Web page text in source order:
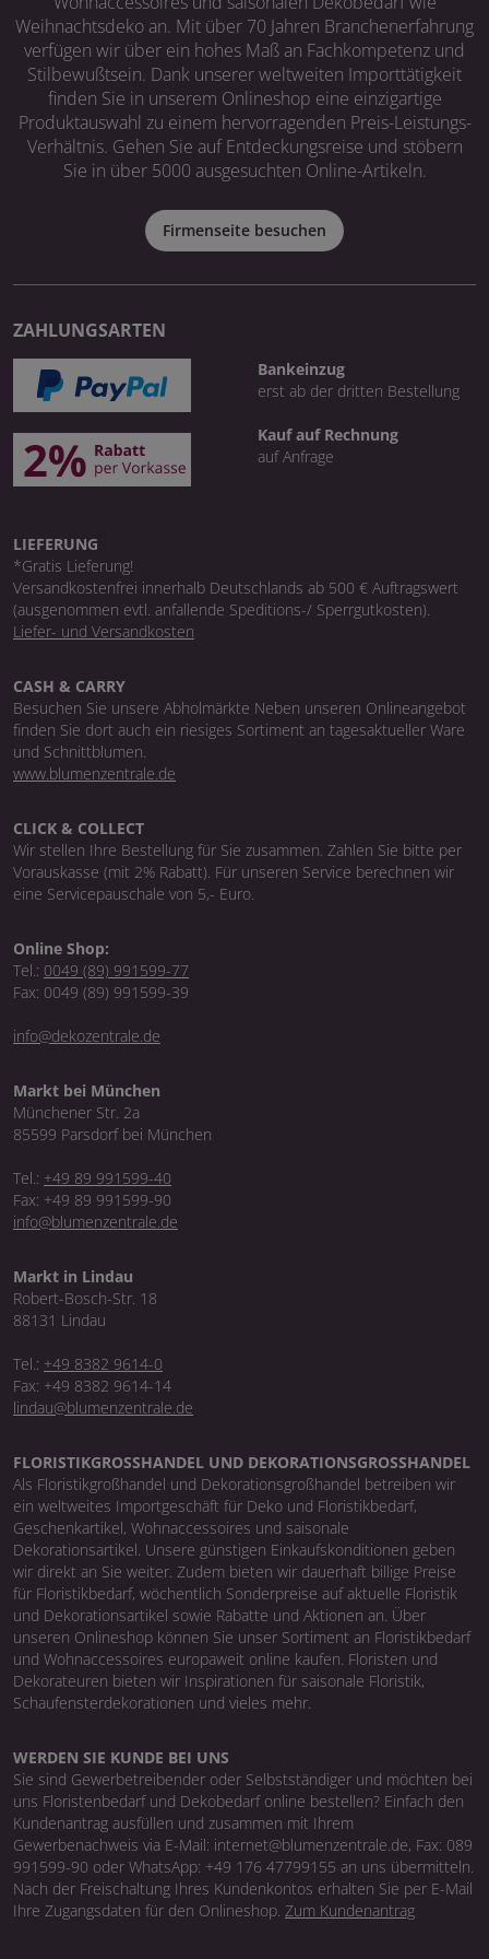
Weihnachtsdeko an. Mit über 70 Jahren Branchenerfahrung
verfügen wir über ein hohes Maß an Fachkompetenz und
Stilbewußtsein. Dank unserer weltweiten Importtätigkeit
finden Sie in unserem Onlineshop eine einzigartige
Produktauswahl zu einem hervorragenden Preis-Leistungs-
Verhältnis. Gehen Sie auf Entdeckungsreise und stöbern
Sie in über 5000 ausgesuchten Online-Artikeln.
Firmenseite besuchen
ZAHLUNGSARTEN
Bankeinzug
erst ab der dritten Bestellung
Kauf auf Rechnung
auf Anfrage
LIEFERUNG
*Gratis Lieferung!
Versandkostenfrei innerhalb Deutschlands ab 500 € Auftragswert
(ausgenommen evtl. anfallende Speditions-/ Sperrgutkosten).
Liefer- und Versandkosten
CASH & CARRY
Besuchen Sie unsere Abholmärkte Neben unseren Onlineangebot
finden Sie dort auch ein riesiges Sortiment an tagesaktueller Ware
und Schnittblumen.
www.blumenzentrale.de
CLICK & COLLECT
Wir stellen Ihre Bestellung für Sie zusammen. Zahlen Sie bitte per
Vorauskasse (mit 2% Rabatt). Für unseren Service berechnen wir
eine Servicepauschale von 5,- Euro.
Online Shop:
Tel.: 0049 (89) 991599-77
Fax: 0049 (89) 991599-39
info@dekozentrale.de
Markt bei München
Münchener Str. 2a
85599 Parsdorf bei München
Tel.: +49 89 991599-40
Fax: +49 89 991599-90
info@blumenzentrale.de
Markt in Lindau
Robert-Bosch-Str. 18
88131 Lindau
Tel.: +49 8382 9614-0
Fax: +49 8382 9614-14
lindau@blumenzentrale.de
FLORISTIKGROSSHANDEL UND DEKORATIONSGROSSHANDEL
Als Floristikgroßhandel und Dekorationsgroßhandel betreiben wir
ein weltweites Importgeschäft für Deko und Floristikbedarf,
Geschenkartikel, Wohnaccessoires und saisonale
Dekorationsartikel. Unsere günstigen Einkaufskonditionen geben
wir direkt an Sie weiter. Zudem bieten wir dauerhaft billige Preise
für Floristikbedarf, wöchentlich Sonderpreise auf aktuelle Floristik
und Dekorationsartikel sowie Rabatte und Aktionen an. Über
unseren Onlineshop können Sie unser Sortiment an Floristikbedarf
und Wohnaccessoires europaweit online kaufen. Floristen und
Dekorateuren bieten wir Inspirationen für saisonale Floristik,
Schaufensterdekorationen und vieles mehr.
WERDEN SIE KUNDE BEI UNS
Sie sind Gewerbetreibender oder Selbstständiger und möchten bei
uns Floristenbedarf und Dekobedarf online bestellen? Einfach den
Kundenantrag ausfüllen und zusammen mit Ihrem
Gewerbenachweis via E-Mail: internet@blumenzentrale.de, Fax: 089
991599-90 oder WhatsApp: +49 176 47799155 an uns übermitteln.
Nach der Freischaltung Ihres Kundenkontos erhalten Sie per E-Mail
Ihre Zugangsdaten für den Onlineshop. Zum Kundenantrag